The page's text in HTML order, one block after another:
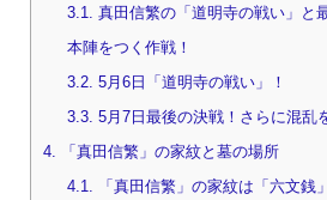
3.1. 真田信繁の「道明寺の戦い」と
本陣をつく作戦！
3.2. 5月6日「道明寺の戦い」！
3.3. 5月7日最後の決戦！さらに混乱
4. 「真田信繁」の家紋と墓の場所
4.1. 「真田信繁」の家紋は「六文銭